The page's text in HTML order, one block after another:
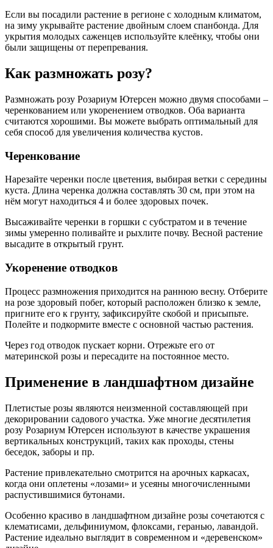
Если вы посадили растение в регионе с холодным климатом,
на зиму укрывайте растение двойным слоем спанбонда. Для
укрытия молодых саженцев используйте клеёнку, чтобы они
были защищены от перепревания.
Как размножать розу?
Размножать розу Розариум Ютерсен можно двумя способами –
черенкованием или укоренением отводков. Оба варианта
считаются хорошими. Вы можете выбрать оптимальный для
себя способ для увеличения количества кустов.
Черенкование
Нарезайте черенки после цветения, выбирая ветки с середины
куста. Длина черенка должна составлять 30 см, при этом на
нём могут находиться 4 и более здоровых почек.
Высаживайте черенки в горшки с субстратом и в течение
зимы умеренно поливайте и рыхлите почву. Весной растение
высадите в открытый грунт.
Укоренение отводков
Процесс размножения приходится на раннюю весну. Отберите
на розе здоровый побег, который расположен близко к земле,
пригните его к грунту, зафиксируйте скобой и присыпьте.
Полейте и подкормите вместе с основной частью растения.
Через год отводок пускает корни. Отрежьте его от
материнской розы и пересадите на постоянное место.
Применение в ландшафтном дизайне
Плетистые розы являются неизменной составляющей при
декорировании садового участка. Уже многие десятилетия
розу Розариум Ютерсен используют в качестве украшения
вертикальных конструкций, таких как проходы, стены
беседок, заборы и пр.
Растение привлекательно смотрится на арочных каркасах,
когда они оплетены «лозами» и усеяны многочисленными
распустившимися бутонами.
Особенно красиво в ландшафтном дизайне розы сочетаются с
клематисами, дельфиниумом, флоксами, геранью, лавандой.
Растение идеально выглядит в современном и «деревенском»